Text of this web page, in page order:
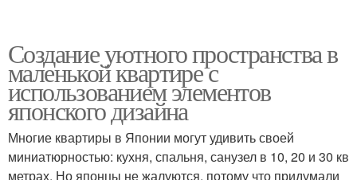
Создание уютного пространства в
маленькой квартире с
использованием элементов
японского дизайна
Многие квартиры в Японии могут удивить своей
миниатюрностью: кухня, спальня, санузел в 10, 20 и 30 кв
метрах. Но японцы не жалуются, потому что придумали